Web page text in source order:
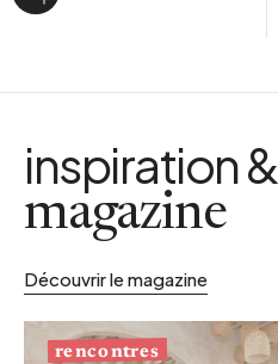
inspiration &
magazine
Découvrir le magazine
rencontres